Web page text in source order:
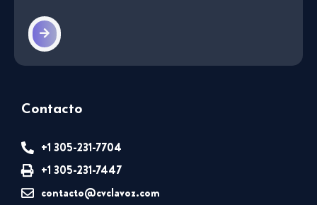
Contacto
+1 305-231-7704
+1 305-231-7447
contacto@cvclavoz.com